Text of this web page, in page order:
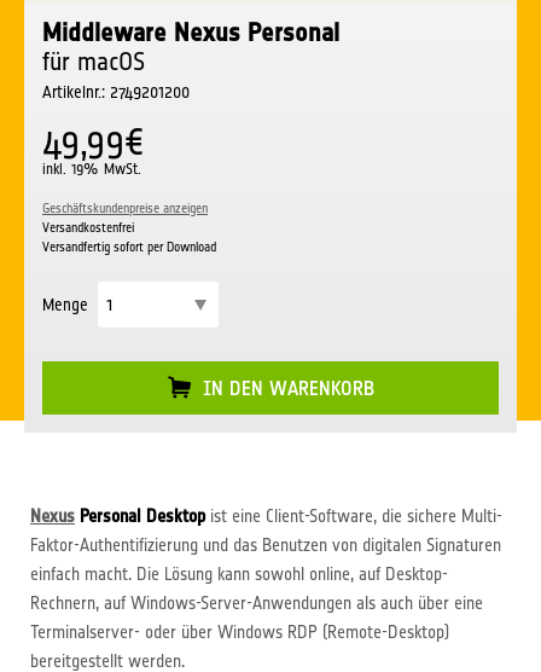
Middleware Nexus Personal
für macOS
Artikelnr.: 2749201200
49,99€
inkl. 19% MwSt.
Geschäftskundenpreise anzeigen
Versandkostenfrei
Versandfertig sofort per Download
Menge
IN DEN WARENKORB
Nexus Personal Desktopist eine Client-Software, die sichere Multi-
Faktor-Authentifizierung und das Benutzen von digitalen Signaturen
einfach macht. Die Lösung kann sowohl online, auf Desktop-
Rechnern, auf Windows-Server-Anwendungen als auch über eine
Terminalserver- oder über Windows RDP (Remote-Desktop)
bereitgestellt werden.